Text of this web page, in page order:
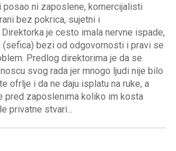
posao ni zaposlene, komercijalisti
bez pokrica, sujetni i
je cesto imala nervne ispade,
(sefica) bezi od odgovornosti i pravi se
Predlog direktorima je da se
svog rada jer mnogo ljudi nije bilo
ofrlje i da ne daju isplatu na ruke, a
pred zaposlenima koliko im kosta